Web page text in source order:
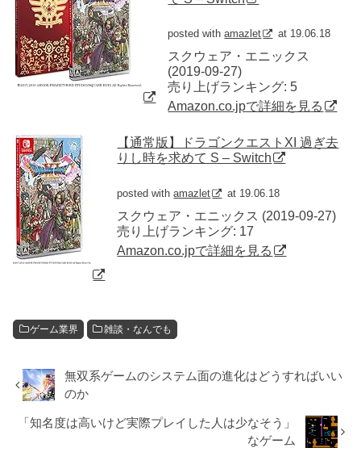
posted withamazlet at 19.06.18
スクウェア・エニックス
(2019-09-27)
売り上げランキング: 5
Amazon.co.jpで詳細を見る
【通常版】ドラゴンクエストXI 過ぎ去
りし時を求めて S – Switch
posted withamazlet at 19.06.18
スクウェア・エニックス (2019-09-27)
売り上げランキング: 17
Amazon.co.jpで詳細を見る
ゲーム業界 雑談・なんでも
無双系ゲームのシステム面の進化はどうすればいい
のか
「知名度は高いけど実際プレイした人は少なそう」
なゲーム